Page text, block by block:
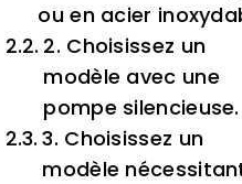
ou en acier
2. Choisissez un
modèle avec une
pompe silencieuse.
3. Choisissez un
modèle